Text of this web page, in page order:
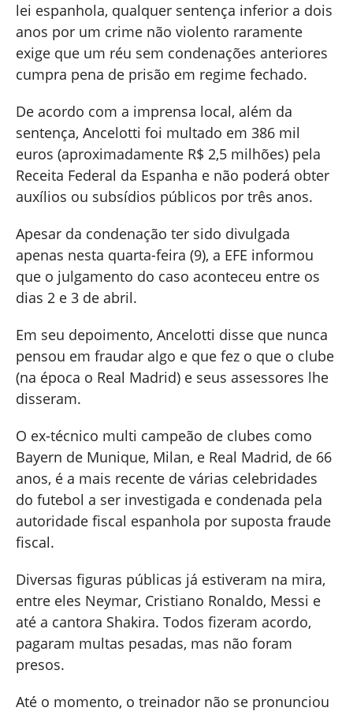
lei espanhola, qualquer sentença inferior a dois
anos por um crime não violento raramente
exige que um réu sem condenações anteriores
cumpra pena de prisão em regime fechado.
De acordo com a imprensa local, além da
sentença, Ancelotti foi multado em 386 mil
euros (aproximadamente R$ 2,5 milhões) pela
Receita Federal da Espanha e não poderá obter
auxílios ou subsídios públicos por três anos.
Apesar da condenação ter sido divulgada
apenas nesta quarta-feira (9), a EFE informou
que o julgamento do caso aconteceu entre os
dias 2 e 3 de abril.
Em seu depoimento, Ancelotti disse que nunca
pensou em fraudar algo e que fez o que o clube
(na época o Real Madrid) e seus assessores lhe
disseram.
O ex-técnico multi campeão de clubes como
Bayern de Munique, Milan, e Real Madrid, de 66
anos, é a mais recente de várias celebridades
do futebol a ser investigada e condenada pela
autoridade fiscal espanhola por suposta fraude
fiscal.
Diversas figuras públicas já estiveram na mira,
entre eles Neymar, Cristiano Ronaldo, Messi e
até a cantora Shakira. Todos fizeram acordo,
pagaram multas pesadas, mas não foram
presos.
Até o momento, o treinador não se pronunciou